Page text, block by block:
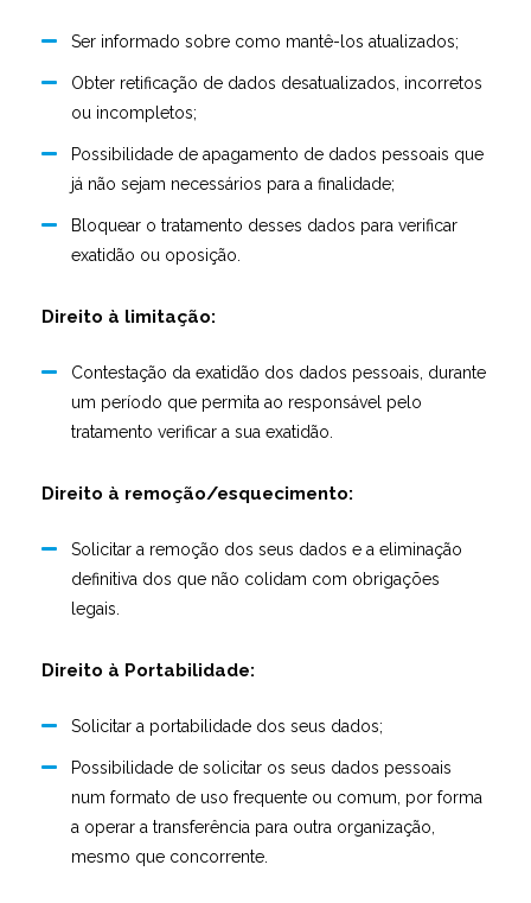
Ser informado sobre como mantê-los atualizados;
Obter retificação de dados desatualizados, incorretos
ou incompletos;
Possibilidade de apagamento de dados pessoais que
já não sejam necessários para a finalidade;
Bloquear o tratamento desses dados para verificar
exatidão ou oposição.
Direito à limitação:
Contestação da exatidão dos dados pessoais, durante
um período que permita ao responsável pelo
tratamento verificar a sua exatidão.
Direito à remoção/esquecimento:
Solicitar a remoção dos seus dados e a eliminação
definitiva dos que não colidam com obrigações
legais.
Direito à Portabilidade:
Solicitar a portabilidade dos seus dados;
Possibilidade de solicitar os seus dados pessoais
num formato de uso frequente ou comum, por forma
a operar a transferência para outra organização,
mesmo que concorrente.